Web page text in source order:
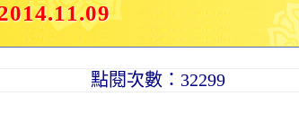
點閱次數：32299